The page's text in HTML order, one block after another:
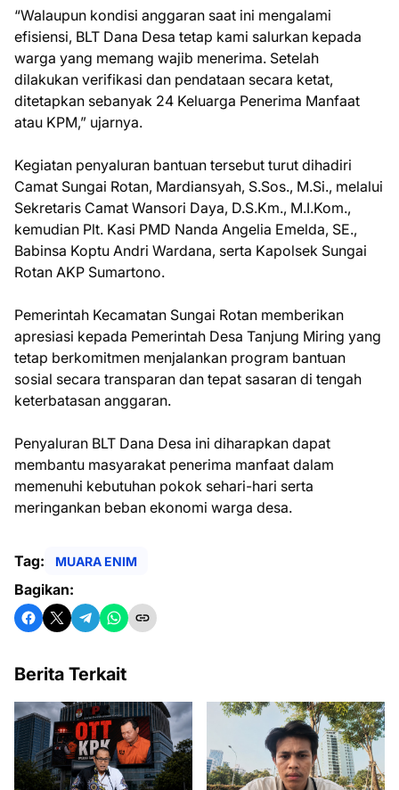
“Walaupun kondisi anggaran saat ini mengalami
efisiensi, BLT Dana Desa tetap kami salurkan kepada
warga yang memang wajib menerima. Setelah
dilakukan verifikasi dan pendataan secara ketat,
ditetapkan sebanyak 24 Keluarga Penerima Manfaat
atau KPM,” ujarnya.
Kegiatan penyaluran bantuan tersebut turut dihadiri
Camat Sungai Rotan, Mardiansyah, S.Sos., M.Si., melalui
Sekretaris Camat Wansori Daya, D.S.Km., M.I.Kom.,
kemudian Plt. Kasi PMD Nanda Angelia Emelda, SE.,
Babinsa Koptu Andri Wardana, serta Kapolsek Sungai
Rotan AKP Sumartono.
Pemerintah Kecamatan Sungai Rotan memberikan
apresiasi kepada Pemerintah Desa Tanjung Miring yang
tetap berkomitmen menjalankan program bantuan
sosial secara transparan dan tepat sasaran di tengah
keterbatasan anggaran.
Penyaluran BLT Dana Desa ini diharapkan dapat
membantu masyarakat penerima manfaat dalam
memenuhi kebutuhan pokok sehari-hari serta
meringankan beban ekonomi warga desa.
Tag: MUARA ENIM
Bagikan:
Berita Terkait